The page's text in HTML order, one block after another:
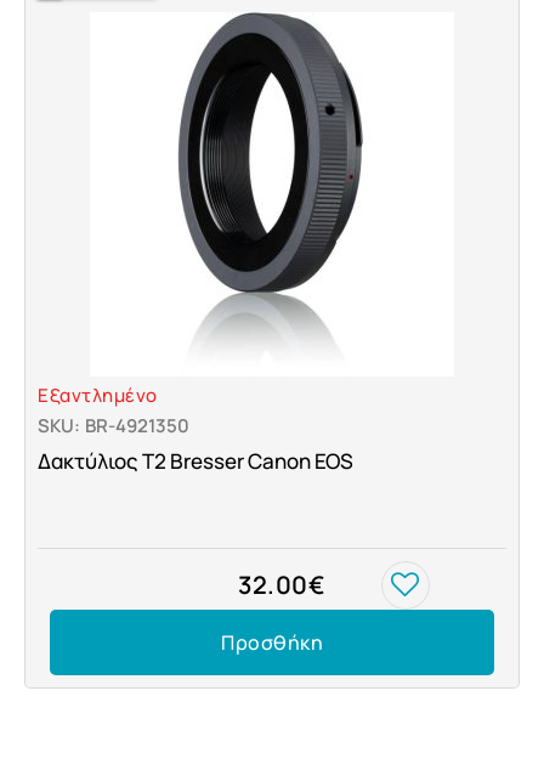
Εξαντλημένο
SKU: BR-4921350
Δακτύλιος T2 Bresser Canon EOS
32.00€
Προσθήκη